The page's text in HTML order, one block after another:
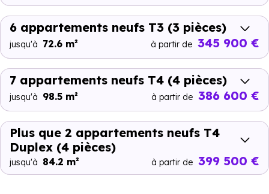
6 appartements neufs T3 (3 pièces)
jusqu'à 72.6 m² à partir de 345 900 €
7 appartements neufs T4 (4 pièces)
jusqu'à 98.5 m² à partir de 386 600 €
Plus que 2 appartements neufs T4
Duplex (4 pièces)
jusqu'à 84.2 m² à partir de 399 500 €